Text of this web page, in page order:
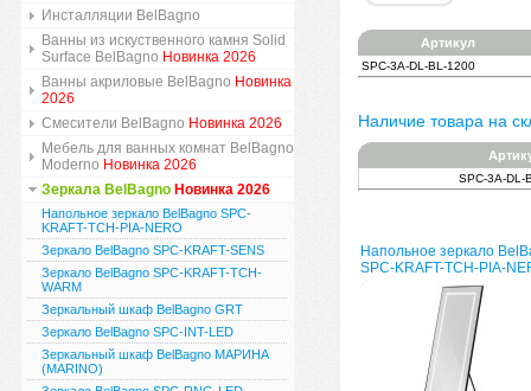
Инсталляции BelBagno
Ванны из искуственного камня Solid
Surface BelBagno Новинка 2026
Ванны акриловые BelBagno Новинка
2026
Смесители BelBagno Новинка 2026
Мебель для ванных комнат BelBagno
Moderno Новинка 2026
Зеркала BelBagno Новинка 2026
Напольное зеркало BelBagno SPC-
KRAFT-TCH-PIA-NERO
Зеркало BelBagno SPC-KRAFT-SENS
Зеркало BelBagno SPC-KRAFT-TCH-
WARM
Зеркальный шкаф BelBagno GRT
Зеркало BelBagno SPC-INT-LED
Зеркальный шкаф BelBagno МАРИНА
(MARINO)
Артикул
SPC-3A-DL-BL-1200
Наличие товара на
SPC-3A-DL-
Напольное зеркало
SPC-KRAFT-TCH-PIA-